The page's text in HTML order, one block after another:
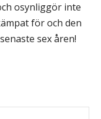
osynliggör inte
för och den
sex åren!